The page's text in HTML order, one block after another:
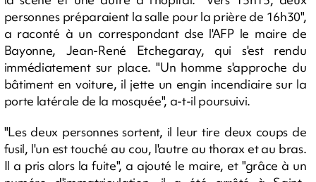
personnes préparaient la salle pour la prière de 16h30",
a raconté à un correspondant dse l'AFP le maire de
Bayonne, Jean-René Etchegaray, qui s'est rendu
immédiatement sur place. "Un homme s'approche du
bâtiment en voiture, il jette un engin incendiaire sur la
porte latérale de la mosquée", a-t-il poursuivi.
"Les deux personnes sortent, il leur tire deux coups de
fusil, l'un est touché au cou, l'autre au thorax et au bras.
Il a pris alors la fuite", a ajouté le maire, et "grâce à un